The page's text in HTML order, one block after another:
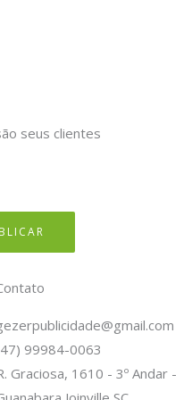
seus clientes
99984-0063
Graciosa, 1610 - 3º Andar -